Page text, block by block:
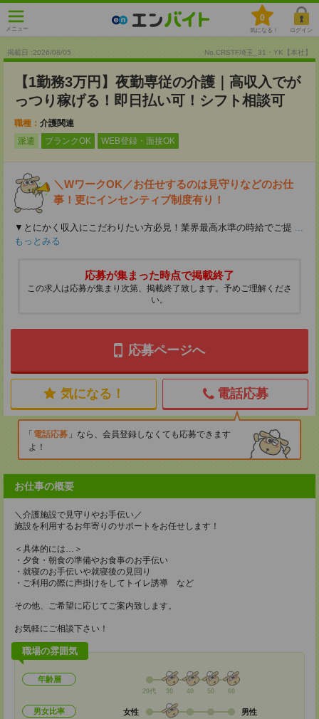
メニュー
0
気になる！ ログイン
掲載日 :2026/08/05 No.CRSTF埼玉_31・YK【本社】
【1勤務3万円】夜勤専従の介護｜高収入でが
っつり稼げる！即日払い可！シフト相談可
職種： 介護関連
派遣
ブランクOK WEB登録・面接OK
＼WワークOK／お任せするのは見守りなどのお仕
事！更にインセンティブ制度有り！
▼とにかく収入にこだわりたい方必見！業界最高水準の時給でご提 ...
もっとみる
応募が集まった時点で掲載終了
この求人は応募が集まり次第、掲載終了致します。予めご理解くださ
い。
応募ページへ
気になる！ 電話応募
電話応募
なら、会員登録しなくても応募できます
よ！
お仕事の概要
＼介護施設で見守りやお手伝い／
施設を利用するお年寄りのサポートをお任せします！
＜具体的には…＞
・夕食・朝食の準備やお食事のお手伝い
・就寝のお手伝いや就寝後の見回り
・ご利用の際に声掛けをしてトイレ誘導 など
その他、ご希望に応じてご案内致します。
お気軽にご相談下さい！
職場の雰囲気
年齢層
20代 30 40 50 60
男女比率 女性 男性